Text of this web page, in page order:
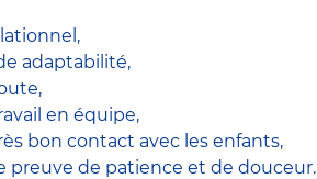
adaptabilité,
en équipe,
bon contact avec les enfants,
preuve de patience et de douceur.